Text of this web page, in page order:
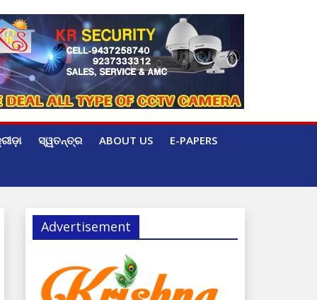
ସ୍ୱତନ୍ତ୍ର ABOUT US E-PAPERS
Advertisement